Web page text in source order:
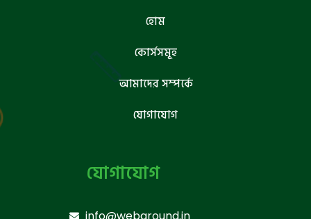
হোম
কোর্সসমূহ
আমাদের সম্পর্কে
যোগাযোগ
যোগাযোগ